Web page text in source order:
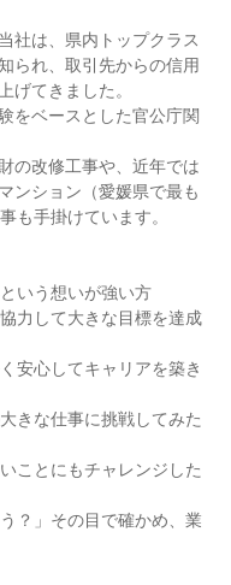
社は、県内トップクラス
られ、取引先からの信用
げてきました。
をベースとした官公庁関
の改修工事や、近年では
ンション（愛媛県で最も
も手掛けています。
いう想いが強い方
力して大きな目標を達成
安心してキャリアを築き
きな仕事に挑戦してみた
ことにもチャレンジした
？」その目で確かめ、業